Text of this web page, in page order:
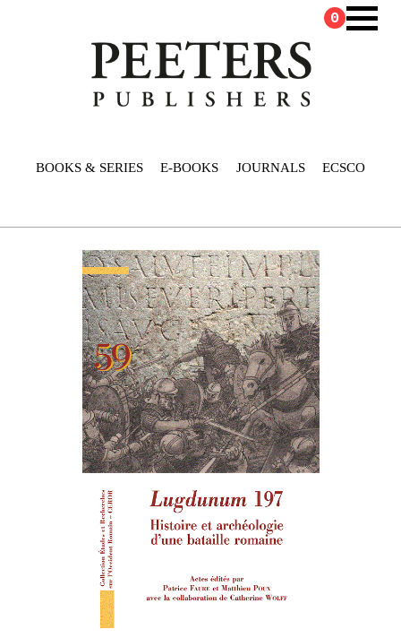
BOOKS & SERIES E-BOOKS JOURNALS ECSCO
0